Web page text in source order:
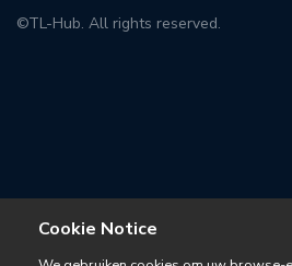
©TL-Hub. All rights reserved.
Cookie Notice